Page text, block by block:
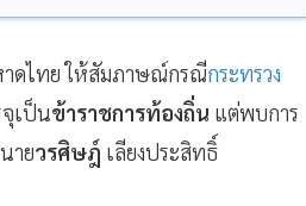
าดไทย ให้สัมภาษณ์กรณีกระทรวง
เป็นข้าราชการท้องถิ่น แต่พบการ
ายวรศิษฎ์ เลียงประสิทธิ์